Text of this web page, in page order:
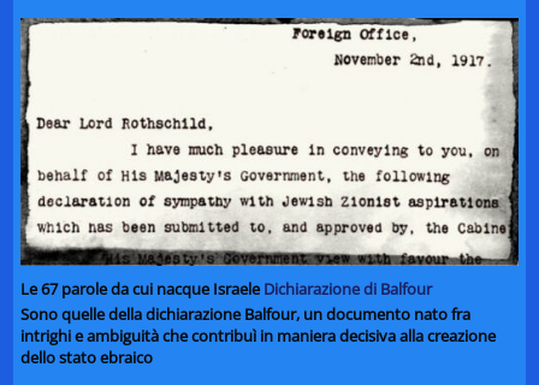
Le 67 parole da cui nacque IsraeleDichiarazione di Balfour
Sono quelle della dichiarazione Balfour, un documento nato fra
intrighi e ambiguità che contribuì in maniera decisiva alla creazione
dello stato ebraico